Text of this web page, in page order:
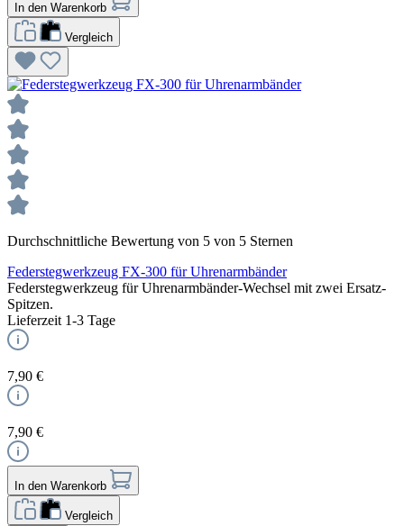
In den Warenkorb
Vergleich
Durchschnittliche Bewertung von 5 von 5 Sternen
Federstegwerkzeug FX-300 für Uhrenarmbänder
Federstegwerkzeug für Uhrenarmbänder-Wechsel mit zwei Ersatz-
Spitzen.
Lieferzeit 1-3 Tage
7,90 €
7,90 €
In den Warenkorb
Vergleich